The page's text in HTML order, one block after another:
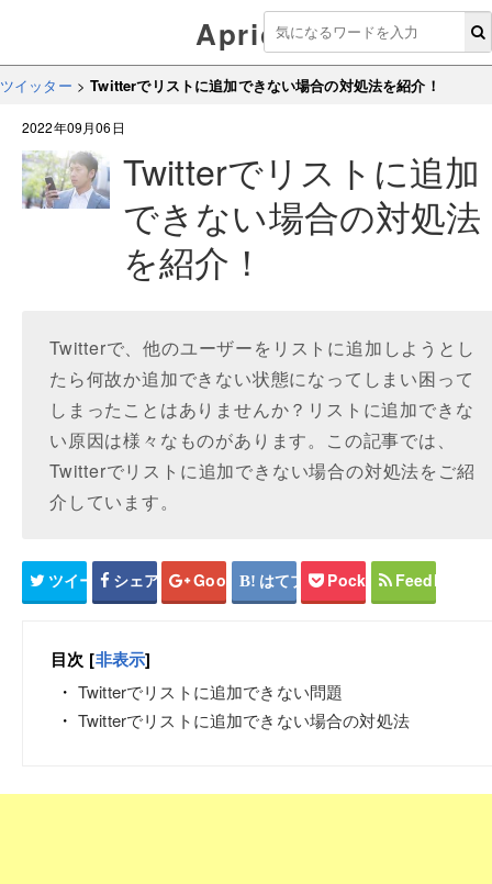
Aprico
ツイッター >Twitterでリストに追加できない場合の対処法を紹介！
2022年09月06日
Twitterでリストに追加
できない場合の対処法
を紹介！
Twitterで、他のユーザーをリストに追加しようとし
たら何故か追加できない状態になってしまい困って
しまったことはありませんか？リストに追加できな
い原因は様々なものがあります。この記事では、
Twitterでリストに追加できない場合の対処法をご紹
介しています。
ツイート シェア Google+ はてブ Pocket Feedly
目次 [非表示]
Twitterでリストに追加できない問題
Twitterでリストに追加できない場合の対処法